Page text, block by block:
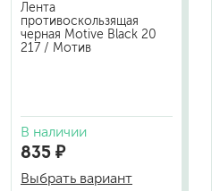
Лента
противоскользящая
черная Motive Black 20
217 / Мотив
В наличии
835 ₽
Выбрать вариант